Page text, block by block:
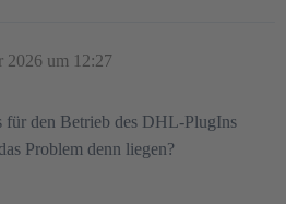
2026 um 12:27
für den Betrieb des DHL-PlugIns
Problem denn liegen?